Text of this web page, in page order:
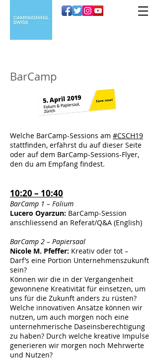
BarCamp
Welche BarCamp-Sessions am #CSCH19
stattfinden, erfährst du auf dieser Seite
oder auf dem BarCamp-Sessions-Flyer,
den du am Empfang findest.
10:20 – 10:40
BarCamp 1 – Folium
Lucero Oyarzun: BarCamp-Session
anschliessend an Referat/Q&A (English)
BarCamp 2 – Papiersaal
Nicole M. Pfeffer: Kreativ oder tot –
Darf’s eine Portion Unternehmenszukunft
sein?
Können wir die in der Vergangenheit
gewonnene Kreativität für einsetzen, um
uns für die Zukunft anders zu rüsten?
Welche innovativen Ansätze können wir
nutzen, um auch morgen noch eine
unternehmerische Daseinsberechtigung
zu haben? Durch welche kreative Impulse
generieren wir morgen noch Mehrwerte
und Nutzen?